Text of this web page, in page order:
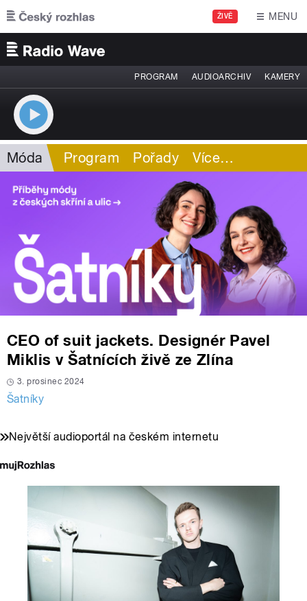
Přejít k hlavnímu obsahu
ŽIVĚ MENU
PROGRAM AUDIOARCHIV KAMERY
Móda Program Pořady Více…
CEO of suit jackets. Designér Pavel
Miklis v Šatnících živě ze Zlína
3. prosinec 2024
Šatníky
Největší audioportál na českém internetu